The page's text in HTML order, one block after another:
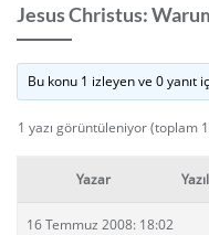
Jesus Christus:
Bu konu 1 izleyen ve 0 yanıt
1 yazı görüntüleniyor (toplam
Yazar
16 Temmuz 2008: 18:02